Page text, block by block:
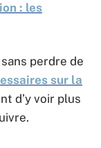
: les
perdre de
sur la
d’y voir plus